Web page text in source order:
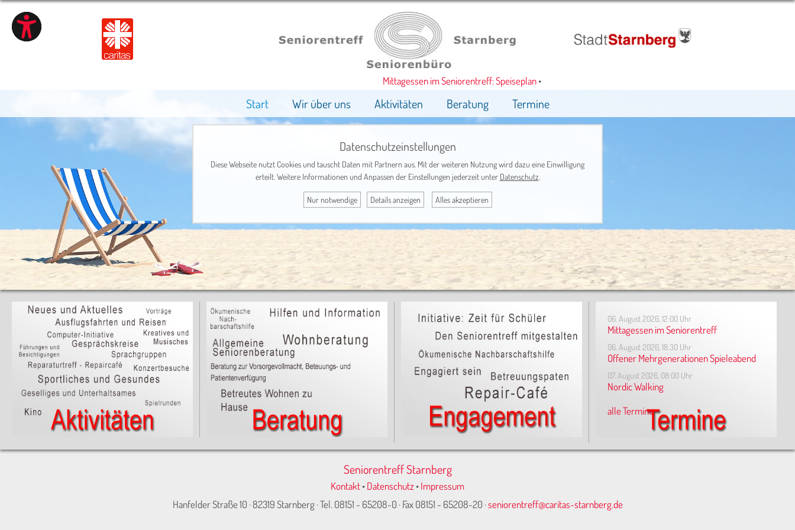
Mittagessen im Seniorentreff: Speiseplan•
Start Wir über uns Aktivitäten Beratung Termine
06. August 2026, 12:00 Uhr
Mittagessen im Seniorentreff
06. August 2026, 18:30 Uhr
Offener Mehrgenerationen Spieleabend
07. August 2026, 08:00 Uhr
Nordic Walking
alle Termine
Seniorentreff Starnberg
Kontakt•Datenschutz•Impressum
Hanfelder Straße 10 · 82319 Starnberg · Tel. 08151 - 65208-0 · Fax 08151 - 65208-20 ·seniorentreff@caritas-starnberg.de
Datenschutzeinstellungen
Diese Webseite nutzt Cookies und tauscht Daten mit Partnern aus. Mit der weiteren Nutzung wird dazu eine Einwilligung
erteilt. Weitere Informationen und Anpassen der Einstellungen jederzeit unter Datenschutz
Nur notwendige Details anzeigen Alles akzeptieren